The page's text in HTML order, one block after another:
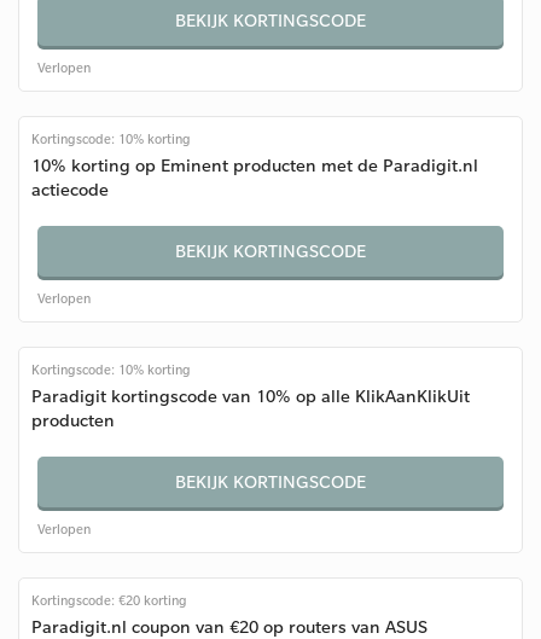
BEKIJK KORTINGSCODE
Verlopen
Kortingscode: 10% korting
10% korting op Eminent producten met de Paradigit.nl
actiecode
BEKIJK KORTINGSCODE
Verlopen
Kortingscode: 10% korting
Paradigit kortingscode van 10% op alle KlikAanKlikUit
producten
BEKIJK KORTINGSCODE
Verlopen
Kortingscode: €20 korting
Paradigit.nl coupon van €20 op routers van ASUS